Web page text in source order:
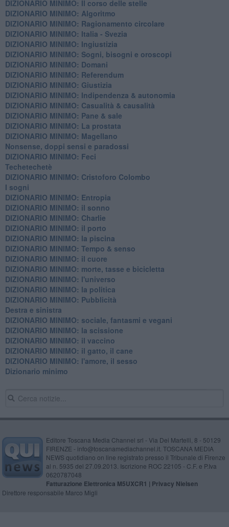
DIZIONARIO MINIMO: Il corso delle stelle
DIZIONARIO MINIMO: Algoritmo
DIZIONARIO MINIMO: Ragionamento circolare
DIZIONARIO MINIMO: Italia - Svezia
DIZIONARIO MINIMO: ​Ingiustizia
DIZIONARIO MINIMO: ​Sogni, bisogni e oroscopi
DIZIONARIO MINIMO: Domani
DIZIONARIO MINIMO: Referendum
DIZIONARIO MINIMO: Giustizia
DIZIONARIO MINIMO: ​Indipendenza & autonomia
DIZIONARIO MINIMO: ​Casualità & causalità
​DIZIONARIO MINIMO: Pane & sale
DIZIONARIO MINIMO: La prostata
​DIZIONARIO MINIMO: Magellano
Nonsense, doppi sensi e paradossi
DIZIONARIO MINIMO: Feci
Techetechetè
DIZIONARIO MINIMO: Cristoforo Colombo
I sogni
DIZIONARIO MINIMO: Entropia
DIZIONARIO MINIMO: il sonno
DIZIONARIO MINIMO: Charlie
DIZIONARIO MINIMO: il porto
DIZIONARIO MINIMO: la piscina
DIZIONARIO MINIMO: Tempo & senso
DIZIONARIO MINIMO: il cuore
DIZIONARIO MINIMO: morte, tasse e bicicletta
DIZIONARIO MINIMO: l'universo
DIZIONARIO MINIMO: la politica
DIZIONARIO MINIMO: Pubblicità
Destra e sinistra
DIZIONARIO MINIMO: sociale, fantasmi e vegani
DIZIONARIO MINIMO: la scissione
DIZIONARIO MINIMO: il vaccino
DIZIONARIO MINIMO: il gatto, il cane
DIZIONARIO MINIMO: l'amore, il sesso
Dizionario minimo
Editore Toscana Media Channel srl - Via Dei Martelli, 8 - 50129
FIRENZE - info@toscanamediachannel.it. TOSCANA MEDIA
NEWS quotidiano on line registrato presso il Tribunale di Firenze
al n. 5935 del 27.09.2013. Iscrizione ROC 22105 - C.F. e P.Iva
0620787048
Fatturazione Elettronica M5UXCR1 | Privacy Nielsen
Direttore responsabile Marco Migli